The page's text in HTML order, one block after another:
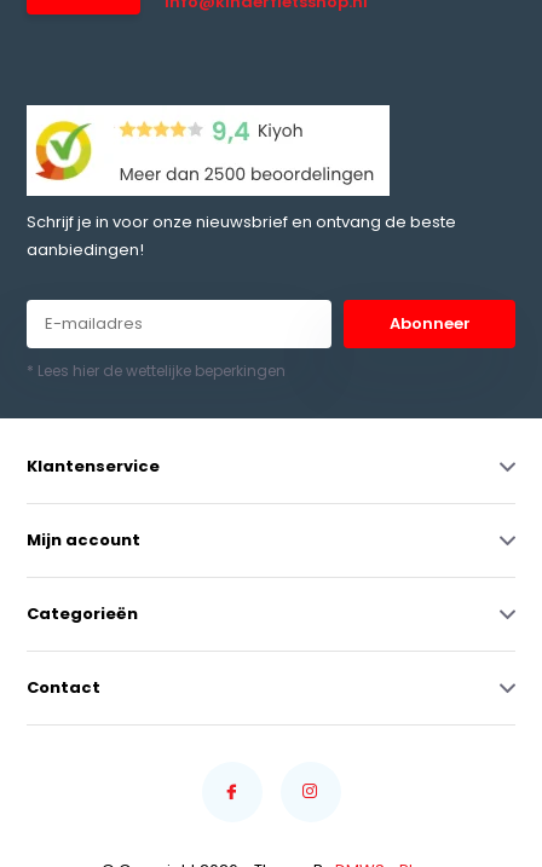
Schrijf je in voor onze nieuwsbrief en ontvang de beste
aanbiedingen!
Abonneer
* Lees hier de wettelijke beperkingen
Klantenservice
Mijn account
Categorieën
Contact